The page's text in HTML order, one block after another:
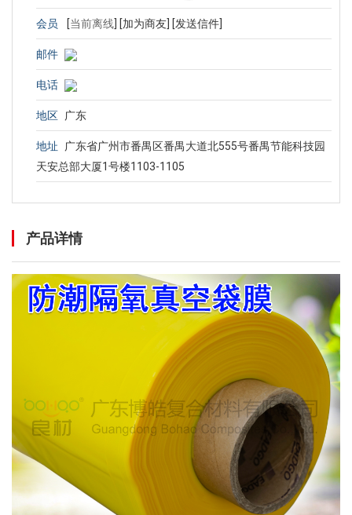
会员 [当前离线 [加为商友] [发送信件]
邮件
电话
地区 广东
地址
广东省广州市番禺区番禺大道北555号番禺节能科技园
天安总部大厦1号楼1103-1105
产品详情